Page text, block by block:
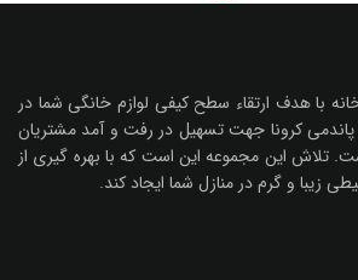
با هدف ارتقاء سطح کیفی لوازم خانگی شما در
به پاندمی کرونا جهت تسهیل در رفت و آمد مشتریان
تلاش این مجموعه این است که با بهره گیری از
زیبا و گرم در منازل شما ایجاد کند.